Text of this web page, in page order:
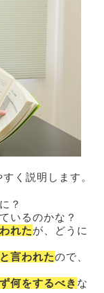
く説明します。
？
いるのかな？
れたが、どうに
言われたので、
何をするべき な